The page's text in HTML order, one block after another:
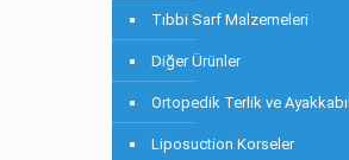
Tıbbi Sarf Malzemeleri
Diğer Ürünler
Ortopedik Terlik ve
Liposuction Korseler